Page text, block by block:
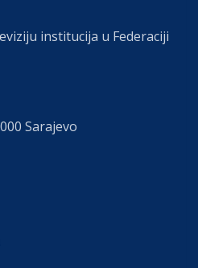
institucija u Federaciji
Sarajevo